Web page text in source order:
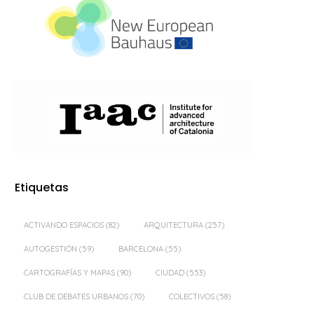
Etiquetas
ACTIVANDO ESPACIOS (82) ARQUITECTURA (257)
AUTOGESTIÓN (59) BARCELONA (55)
CARTOGRAFÍAS Y MAPAS (90) CIUDAD (553)
CLUB DE DEBATES URBANOS (70) COLECTIVOS (58)